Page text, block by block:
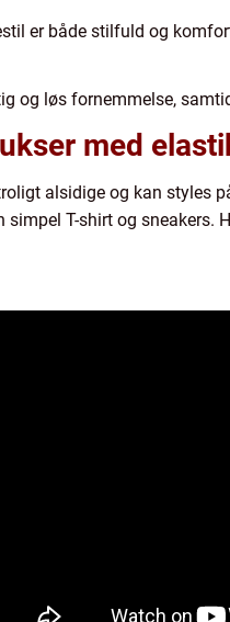
er både stilfuld og
og løs fornemmelse,
med
alsidige og kan
simpel T-shirt og